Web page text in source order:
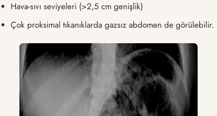
Hava-sıvı seviyeleri (>2,5 cm genişlik)
Çok proksimal tıkanıklarda gazsız abdomen de görülebilir.